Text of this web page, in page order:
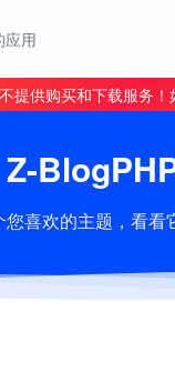
应用
供购买和下载服务
Z-
您喜欢的主题，看看